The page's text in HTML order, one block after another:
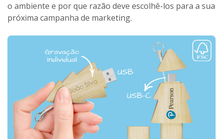
o ambiente e por que razão deve escolhê-los para a sua
próxima campanha de marketing.